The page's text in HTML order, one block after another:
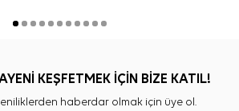
KEŞFETMEK İÇİN BİZE KATIL!
haberdar olmak için üye ol.